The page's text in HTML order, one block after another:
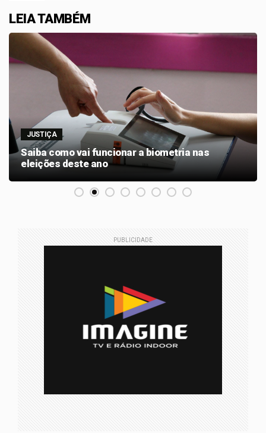
LEIA TAMBÉM
JUSTIÇA
Saiba como vai funcionar a biometria nas
eleições deste ano
PUBLICIDADE